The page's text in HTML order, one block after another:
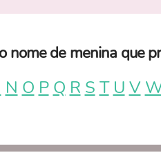
nome de menina que
N O P Q R S T U V